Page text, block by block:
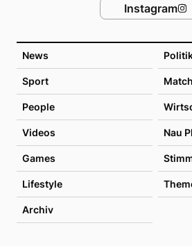
News
Sport
People
Videos Nau
Games
Lifestyle
Archiv
Instagram